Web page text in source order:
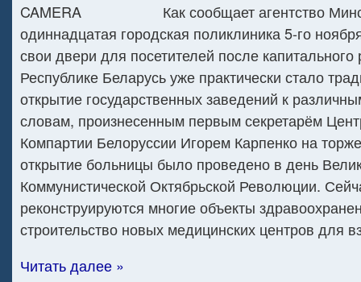
Как сообщает агентство
одиннадцатая городская поликлиника 5-го
свои двери для посетителей после
Республике Беларусь уже практически стало
открытие государственных заведений к
словам, произнесенным первым секретарём
Компартии Белоруссии Игорем Карпенко на
открытие больницы было проведено в день
Коммунистической Октябрьской Революции.
реконструируются многие объекты
строительство новых медицинских центров для
Читать далее »